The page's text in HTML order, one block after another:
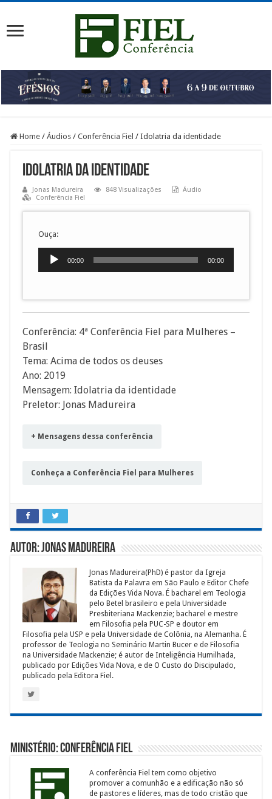
Home / Áudios / Conferência Fiel / Idolatria da identidade
Idolatria da identidade
Jonas Madureira 848 Visualizações
Áudio
Conferência Fiel
Ouça:
Tocador
00:00 00:00
Conferência: 4ª Conferência Fiel para Mulheres –
Brasil
Tema: Acima de todos os deuses
Ano: 2019
Mensagem: Idolatria da identidade
Preletor: Jonas Madureira
+ Mensagens dessa conferência
Conheça a Conferência Fiel para Mulheres
Autor: Jonas Madureira
Jonas Madureira(PhD) é pastor da Igreja
Batista da Palavra em São Paulo e Editor Chefe
da Edições Vida Nova. É bacharel em Teologia
pelo Betel brasileiro e pela Universidade
Presbiteriana Mackenzie; bacharel e mestre
em Filosofia pela PUC-SP e doutor em
Filosofia pela USP e pela Universidade de Colônia, na Alemanha. É
professor de Teologia no Seminário Martin Bucer e de Filosofia
na Universidade Mackenzie; é autor de Inteligência Humilhada,
publicado por Edições Vida Nova, e de O Custo do Discipulado,
publicado pela Editora Fiel.
Ministério: Conferência Fiel
A conferência Fiel tem como objetivo
promover a comunhão e a edificação não só
de pastores e líderes, mas de todo cristão que